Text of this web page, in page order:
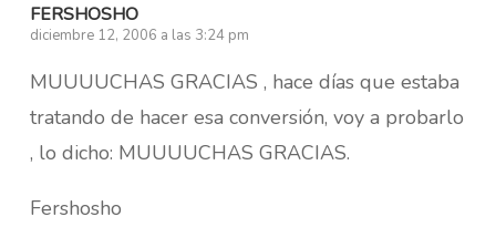
FERSHOSHO
diciembre 12, 2006 a las 3:24 pm
MUUUUCHAS GRACIAS , hace días que estaba
tratando de hacer esa conversión, voy a probarlo
, lo dicho: MUUUUCHAS GRACIAS.
Fershosho